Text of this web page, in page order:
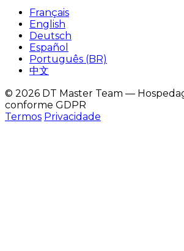
Français
English
Deutsch
Español
Português (BR)
中文
© 2026 DT Master Team —
conforme GDPR
Termos Privacidade